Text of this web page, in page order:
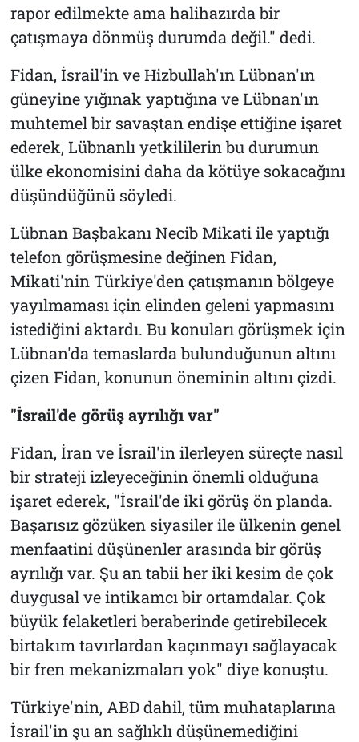
rapor edilmekte ama halihazırda bir
çatışmaya dönmüş durumda değil." dedi.
Fidan, İsrail'in ve Hizbullah'ın Lübnan'ın
güneyine yığınak yaptığına ve Lübnan'ın
muhtemel bir savaştan endişe ettiğine işaret
ederek, Lübnanlı yetkililerin bu durumun
ülke ekonomisini daha da kötüye sokacağını
düşündüğünü söyledi.
Lübnan Başbakanı Necib Mikati ile yaptığı
telefon görüşmesine değinen Fidan,
Mikati'nin Türkiye'den çatışmanın bölgeye
yayılmaması için elinden geleni yapmasını
istediğini aktardı. Bu konuları görüşmek için
Lübnan'da temaslarda bulunduğunun altını
çizen Fidan, konunun öneminin altını çizdi.
"İsrail'de görüş ayrılığı var"
Fidan, İran ve İsrail'in ilerleyen süreçte nasıl
bir strateji izleyeceğinin önemli olduğuna
işaret ederek, "İsrail'de iki görüş ön planda.
Başarısız gözüken siyasiler ile ülkenin genel
menfaatini düşünenler arasında bir görüş
ayrılığı var. Şu an tabii her iki kesim de çok
duygusal ve intikamcı bir ortamdalar. Çok
büyük felaketleri beraberinde getirebilecek
birtakım tavırlardan kaçınmayı sağlayacak
bir fren mekanizmaları yok" diye konuştu.
Türkiye'nin, ABD dahil, tüm muhataplarına
İsrail'in şu an sağlıklı düşünemediğini